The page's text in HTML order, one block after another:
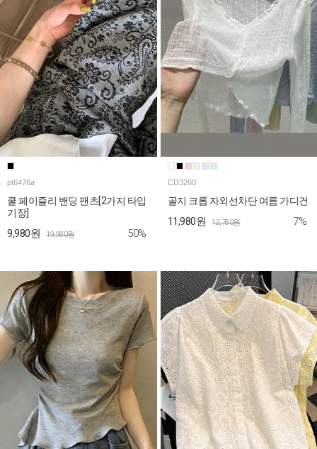
pt6476a
쿨 페이즐리 밴딩 팬츠[2가지 타입
기장]
9,980원 19,980원 50%
CD3260
골지 크롭 자외선차단 여름 가디건
11,980원 12,780원 7%